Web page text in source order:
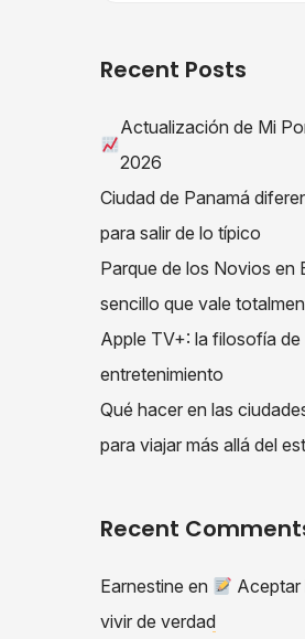
Recent Posts
Actualización de Mi
2026
Ciudad de Panamá
para salir de lo típico
Parque de los Novios en
sencillo que vale
Apple TV+: la filosofía
entretenimiento
Qué hacer en las
para viajar más allá del
Recent
Earnestine en
Aceptar
vivir de verdad